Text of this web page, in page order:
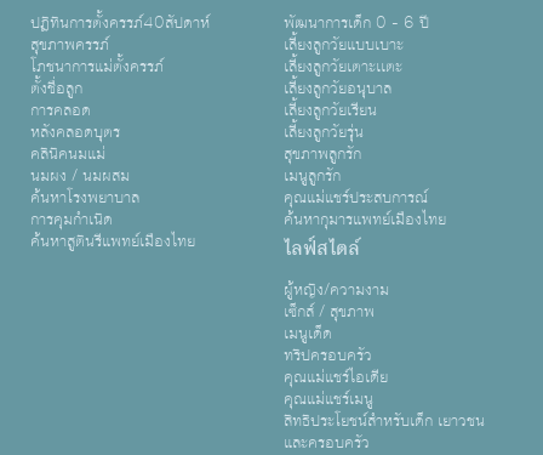
ปฏิทินการตั้งครรภ์40สัปดาห์
สุขภาพครรภ์
โภชนาการแม่ตั้งครรภ์
ตั้งชื่อลูก
การคลอด
หลังคลอดบุตร
คลินิคนมแม่
นมผง / นมผสม
ค้นหาโรงพยาบาล
การคุมกำเนิด
ค้นหาสูตินรีแพทย์เมืองไทย
พัฒนาการเด็ก 0 - 6 ปี
เลี้ยงลูกวัยแบบเบาะ
เลี้ยงลูกวัยเตาะเเตะ
เลี้ยงลูกวัยอนุบาล
เลี้ยงลูกวัยเรียน
เลี้ยงลูกวัยรุ่น
สุขภาพลูกรัก
เมนูลูกรัก
คุณแม่แชร์ประสบการณ์
ค้นหากุมารแพทย์เมืองไทย
ไลฟ์สไตล์
ผู้หญิง/ความงาม
เซ็กส์ / สุขภาพ
เมนูเด็ด
ทริปครอบครัว
คุณแม่แชร์ไอเดีย
คุณแม่แชร์เมนู
สิทธิประโยชน์สำหรับเด็ก เยาวชน
และครอบครัว